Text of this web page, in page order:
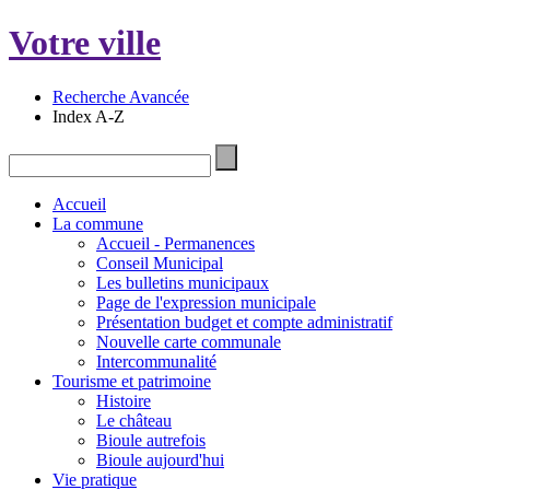
Votre ville
Recherche Avancée
Index A-Z
Accueil
La commune
Accueil - Permanences
Conseil Municipal
Les bulletins municipaux
Page de l'expression municipale
Présentation budget et compte administratif
Nouvelle carte communale
Intercommunalité
Tourisme et patrimoine
Histoire
Le château
Bioule autrefois
Bioule aujourd'hui
Vie pratique